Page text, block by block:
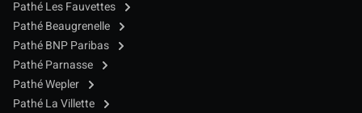
Pathé Les Fauvettes
Pathé Beaugrenelle
Pathé BNP Paribas
Pathé Parnasse
Pathé Wepler
Pathé La Villette